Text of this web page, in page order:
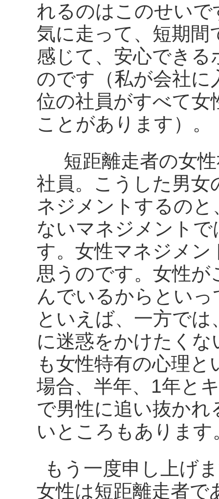
れるのはこのせい
気に走って、短期間
感じて、安心でき
のです（私が会社に
位の社員がすべて
ことがあります）。
短距離走者の女
社員。こうした男女
ネジメントするの
ないマネジメント
す。女性マネジメ
思うのです。女性が
んでいるからとい
といえば、一方で
に迷惑をかけたく
も女性特有の心理
場合、半年、1年と
で男性に追い抜か
いところもあります
もう一度申し上げ
女性は短距離走者で